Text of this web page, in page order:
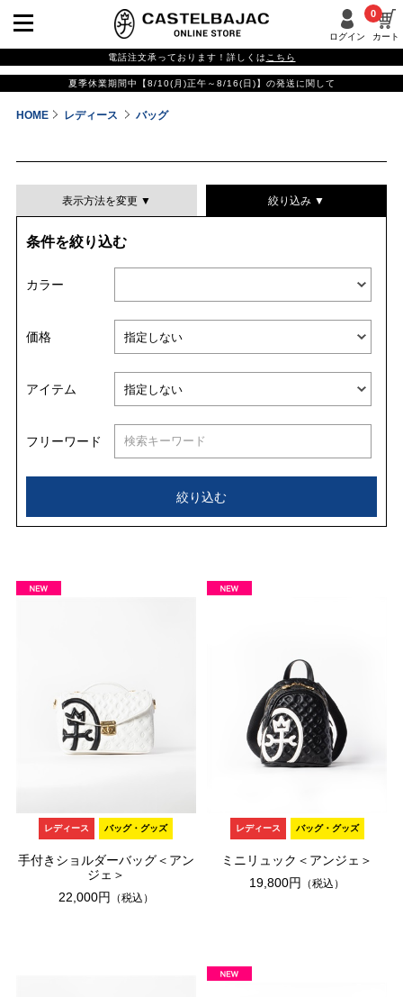
ログイン カート
0
電話注文承っております！詳しくは こちら
夏季休業期間中【8/10(月)正午～8/16(日)】の発送に関して
HOME レディース バッグ
表示方法を変更 ▼
並び替える
絞り込み ▼
条件を絞り込む
カラー
価格
アイテム
フリーワード
絞り込む
レディース バッグ・グッズ
手付きショルダーバッグ＜アン
ジェ＞
22,000円
（税込）
レディース バッグ・グッズ
ミニリュック＜アンジェ＞
19,800円
（税込）